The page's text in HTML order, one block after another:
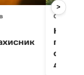
03
На
серед
дітей
>